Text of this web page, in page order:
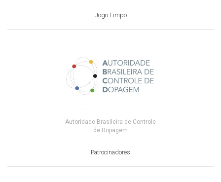
Jogo Limpo
Autoridade Brasileira de Controle
de Dopagem
Patrocinadores